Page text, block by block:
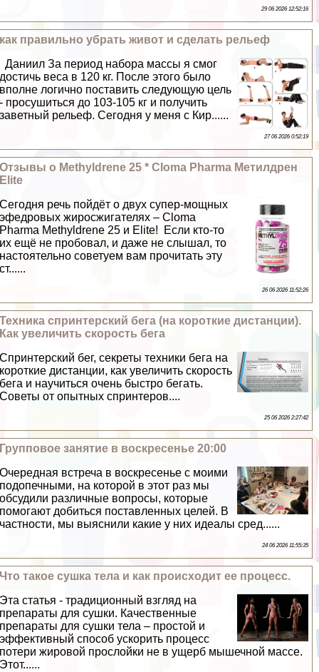
29 06 2026 12:52:16
как правильно убрать живот и сделать рельеф
Даниил За период набора массы я смог
достичь веса в 120 кг. После этого было
вполне логично поставить следующую цель
- просушиться до 103-105 кг и получить
заветный рельеф. Сегодня у меня с Кир......
27 06 2026 0:52:19
Отзывы о Methyldrene 25 * Cloma Pharma Метилдрен
Elite
Сегодня речь пойдёт о двух супер-мощных
эфедровых жиросжигателях – Cloma
Pharma Methyldrene 25 и Elite! Если кто-то
их ещё не пробовал, и даже не слышал, то
настоятельно советуем вам прочитать эту
ст......
26 06 2026 11:52:26
Техника спринтерский бега (на короткие дистанции).
Как увеличить скорость бега
Спринтерский бег, секреты техники бега на
короткие дистанции, как увеличить скорость
бега и научиться очень быстро бегать.
Советы от опытных спринтеров....
25 06 2026 2:27:42
Групповое занятие в воскресенье 20:00
Очередная встреча в воскресенье с моими
подопечными, на которой в этот раз мы
обсудили различные вопросы, которые
помогают добиться поставленных целей. В
частности, мы выяснили какие у них идеалы сред......
24 06 2026 11:55:35
Что такое сушка тела и как происходит ее процесс.
Эта статья - традиционный взгляд на
препараты для сушки. Качественные
препараты для сушки тела – простой и
эффективный способ ускорить процесс
потери жировой прослойки не в ущерб мышечной массе.
Этот......